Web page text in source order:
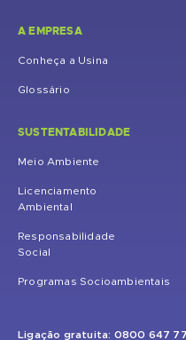
A EMPRESA
Conheça a Usina
Glossário
SUSTENTABILIDADE
Meio Ambiente
Licenciamento
Ambiental
Responsabilidade
Social
Programas Socioambientais
Ligação gratuita: 0800 647